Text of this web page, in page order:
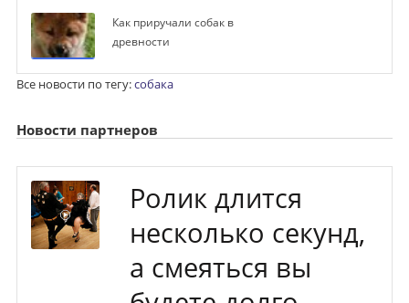
Как приручали собак в
древности
Все новости по тегу:собака
Новости партнеров
Ролик длится
несколько секунд,
а смеяться вы